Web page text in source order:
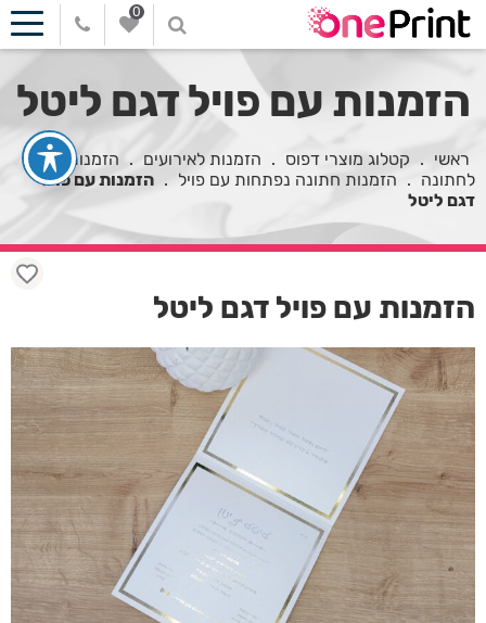
0
הזמנות עם פויל דגם ליטל
ראשי . קטלוג מוצרי דפוס . הזמנות לאירועים . הזמנות
לחתונה . הזמנות חתונה נפתחות עם פויל . הזמנות עם פויל
דגם ליטל
הזמנות עם פויל דגם ליטל